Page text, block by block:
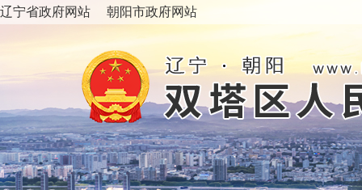
辽宁省政府网站 朝阳市政府网站